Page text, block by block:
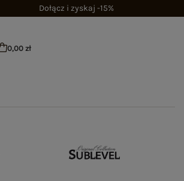
Dołącz i zyskaj -15%
0,00 zł